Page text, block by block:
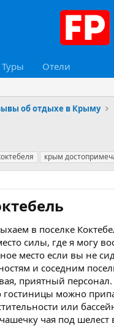
Туры Отели
об отдыхе в Крыму
крым
в поселке
силы, где я могу
место если вы не
и соседним
приятный
гостиницы можно
или
чая под